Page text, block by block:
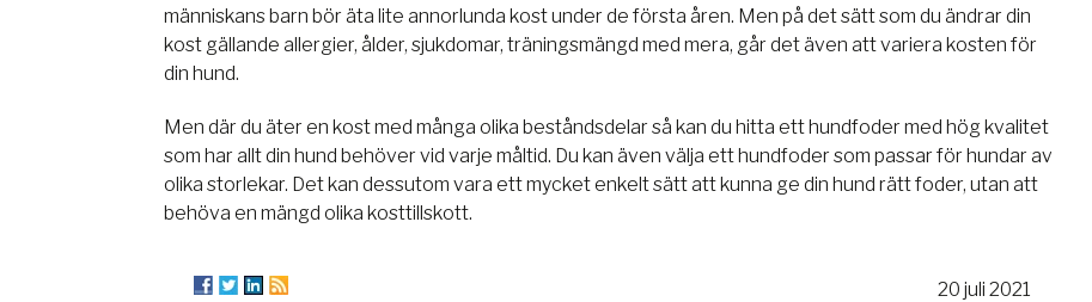
människans barn bör äta lite annorlunda kost under de första åren. Men på det sätt som du ändrar din
kost gällande allergier, ålder, sjukdomar, träningsmängd med mera, går det även att variera kosten för
din hund.
Men där du äter en kost med många olika beståndsdelar så kan du hitta ett hundfoder med hög kvalitet
som har allt din hund behöver vid varje måltid. Du kan även välja ett hundfoder som passar för hundar av
olika storlekar. Det kan dessutom vara ett mycket enkelt sätt att kunna ge din hund rätt foder, utan att
behöva en mängd olika kosttillskott.
20 juli 2021